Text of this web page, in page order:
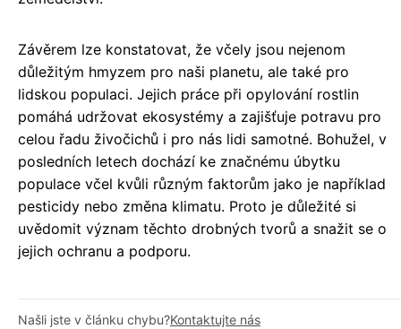
Závěrem lze konstatovat, že včely jsou nejenom
důležitým hmyzem pro naši planetu, ale také pro
lidskou populaci. Jejich práce při opylování rostlin
pomáhá udržovat ekosystémy a zajišťuje potravu pro
celou řadu živočichů i pro nás lidi samotné. Bohužel, v
posledních letech dochází ke značnému úbytku
populace včel kvůli různým faktorům jako je například
pesticidy nebo změna klimatu. Proto je důležité si
uvědomit význam těchto drobných tvorů a snažit se o
jejich ochranu a podporu.
Našli jste v článku chybu?Kontaktujte nás